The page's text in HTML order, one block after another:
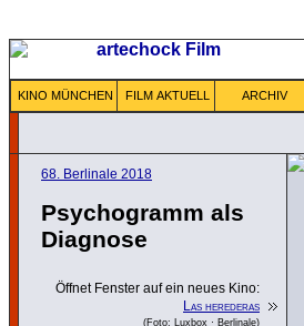
KINO MÜNCHEN FILM AKTUELL ARCHIV
68. Berlinale 2018
Psycho­gramm als
Diagnose
Öffnet Fenster auf ein neues Kino:
Las herederas
(Foto: Luxbox · Berlinale)